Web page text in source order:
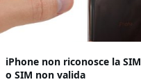
iPhone non riconosce la SIM
o SIM non valida